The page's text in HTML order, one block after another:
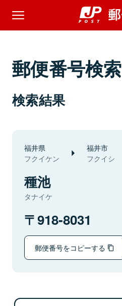
郵便番号検索
検索結果
福井県
フクイケン
福井市
フクイシ
種池
タナイケ
918-8031
郵便番号をコピーする